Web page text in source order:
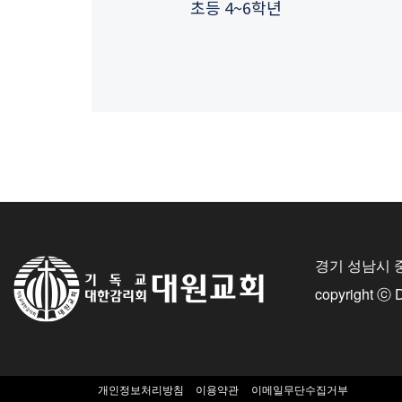
초등 4~6학년
경기 성남시
copyright ⓒ
개인정보처리방침 이용약관 이메일무단수집거부